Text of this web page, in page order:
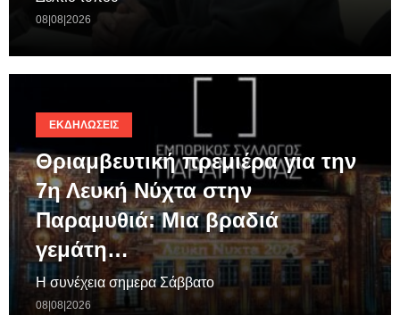
08|08|2026
ΕΚΔΗΛΏΣΕΙΣ
Θριαμβευτική πρεμιέρα για την
7η Λευκή Νύχτα στην
Παραμυθιά: Μια βραδιά
γεμάτη…
Η συνέχεια σημερα Σάββατο
08|08|2026